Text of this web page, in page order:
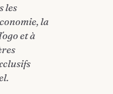
les
la
et à